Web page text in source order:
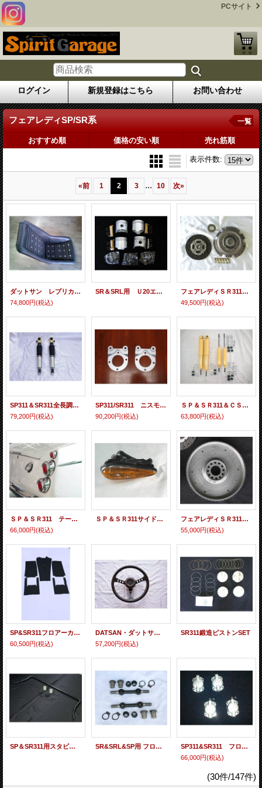
PCサイト
ログイン 新規登録はこちら お問い合わせ
フェアレディSP/SR系 一覧
おすすめ順 価格の安い順 売れ筋順
表示件数:
«前 1 2 3 ... 10 次»
ダットサン レプリカ シート
74,800円(税込)
SR＆SRL用 Ｕ20エンジン ピストンセット
フェアレディＳＲ311クラッチディスク＆カバーＳｅｔ
49,500円(税込)
SP311＆SR311全長調整式＆減衰力ダイアル調整式リアショートショック
79,200円(税込)
SP311/SR311 ニスモMK63キャリパー取り付け用ブラケット
90,200円(税込)
ＳＰ＆ＳＲ311＆ＣＳＰ311 ショックアブソーバーＳｅｔ
63,800円(税込)
ＳＰ＆ＳＲ311 テールランプ Ｓｅｔ
66,000円(税込)
ＳＰ＆ＳＲ311サイドマーカーＡＳＳＹ
フェアレディＳＲ311用フライホイールクロモリ製
55,000円(税込)
SP&SR311フロアーカーペット 5点Ｓｅｔ
60,500円(税込)
DATSAN・ダットサンコンペハンドル・レプリカ
57,200円(税込)
SR311鍛造ピストンSET
SP＆SR311用スタビライザー23mm SR&SRL&SP用 フロントアッパーアームシャフト左右セット
SP311&SR311 フロントブレーキ キャリパーピストンSet
66,000円(税込)
(30件/147件)